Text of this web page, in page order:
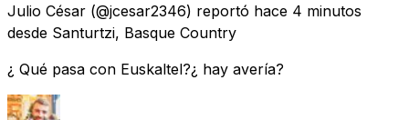
Julio César (@jcesar2346) reportó hace 4 minutos
desde Santurtzi, Basque Country
¿ Qué pasa con Euskaltel?¿ hay avería?